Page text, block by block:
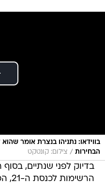
בווידאו: נתניהו בנצרת אומר
הבחירות / צילום: קונטקט
בדיוק לפני שנתיים,